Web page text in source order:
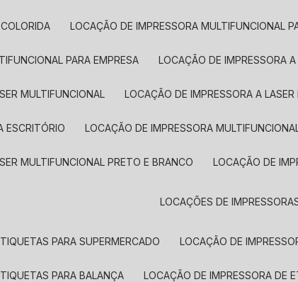
LOCAÇÃO DE IMPRESSORA MULTIFUNCIONAL
PARA EMPRESA LOCAÇÃO DE IMPRESSORA
MULTIFUNCIONAL LOCAÇÃO DE IMPRESSORA A
ESCRITÓRIO LOCAÇÃO DE IMPRESSORA
MULTIFUNCIONAL PRETO E BRANCO LOCAÇÃO DE
LOCAÇÕES DE
PARA SUPERMERCADO LOCAÇÃO DE
PARA BALANÇA LOCAÇÃO DE IMPRESSORA DE